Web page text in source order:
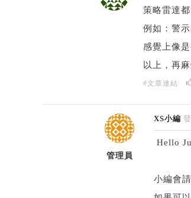
策略雷達
例如：警
感覺上像
以上，再
#文章連結
管理員
XS小編
Hello
小編會